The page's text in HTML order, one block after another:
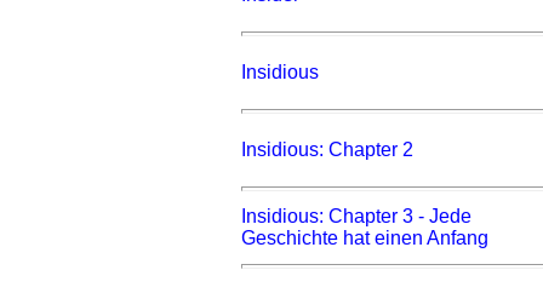
Insidious
Insidious: Chapter 2
Insidious: Chapter 3 - Jede
Geschichte hat einen Anfang